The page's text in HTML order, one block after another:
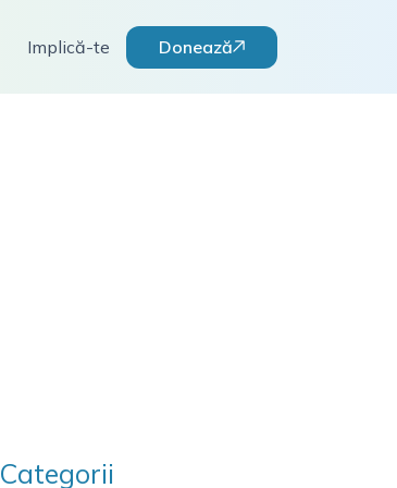
Implică-te Donează
Categorii